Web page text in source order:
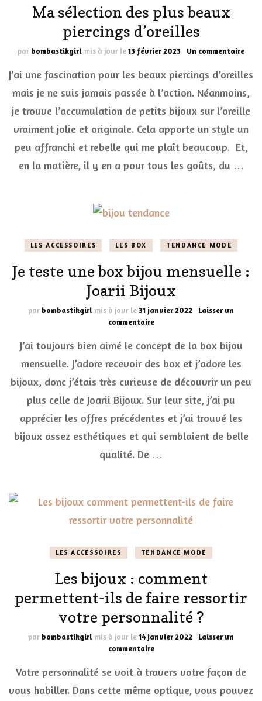
Ma sélection des plus beaux
piercings d’oreilles
par bombastikgirl mis à jour le13 février 2023 Un commentairesur
plus
J’ai une fascination pour les beaux piercings d’oreilles
mais je ne suis jamais passée à l’action. Néanmoins,
je trouve l’accumulation de petits bijoux sur l’oreille
vraiment jolie et originale. Cela apporte un style un
peu affranchi et rebelle qui me plaît beaucoup. Et,
en la matière, il y en a pour tous les goûts, du …
LES ACCESSOIRES LES BOX TENDANCE MODE
Je teste une box bijou mensuelle :
Joarii Bijoux
par bombastikgirl mis à jour le31 janvier 2022
Laisser un
commentairesur
teste
box
bijou
:
Joarii
J’ai toujours bien aimé le concept de la box bijou
mensuelle. J’adore recevoir des box et j’adore les
bijoux, donc j’étais très curieuse de découvrir un peu
plus celle de Joarii Bijoux. Sur leur site, j’ai pu
apprécier les offres précédentes et j’ai trouvé les
bijoux assez esthétiques et qui semblaient de belle
qualité. De …
LES ACCESSOIRES TENDANCE MODE
Les bijoux : comment
permettent-ils de faire ressortir
votre personnalité ?
par bombastikgirl mis à jour le14 janvier 2022
Laisser un
commentairesur
bijoux
comment
Votre personnalité se voit à travers votre façon de
vous habiller. Dans cette même optique, vous pouvez